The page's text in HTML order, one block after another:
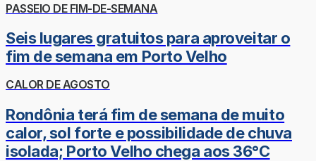
PASSEIO DE FIM-DE-SEMANA
Seis lugares gratuitos para aproveitar o
fim de semana em Porto Velho
CALOR DE AGOSTO
Rondônia terá fim de semana de muito
calor, sol forte e possibilidade de chuva
isolada; Porto Velho chega aos 36°C